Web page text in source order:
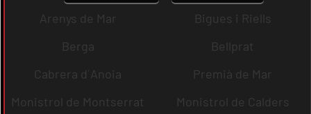
Arenys de Mar
Bigues i Riells
Berga
Bellprat
Cabrera d´Anoia
Premià de Mar
Monistrol de Montserrat
Monistrol de Calders